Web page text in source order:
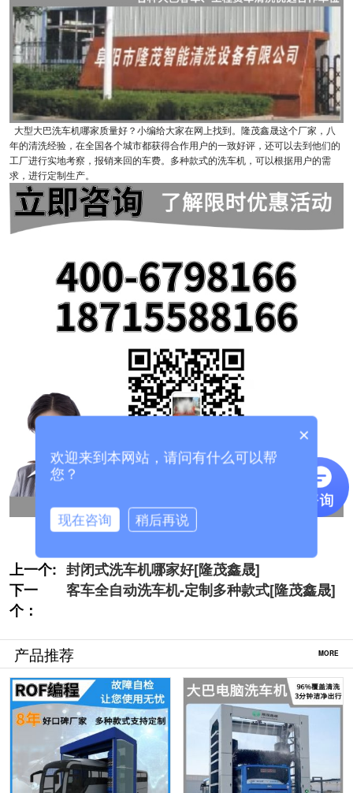
大型大巴洗车机哪家质量好？小编给大家在网上找到。隆茂鑫晟这个厂家，八
年的清洗经验，在全国各个城市都获得合作用户的一致好评，还可以去到他们的
工厂进行实地考察，报销来回的车费。多种款式的洗车机，可以根据用户的需
求，进行定制生产。
上一个: 封闭式洗车机哪家好[隆茂鑫晟]
下一
个：
客车全自动洗车机-定制多种款式[隆茂鑫晟]
产品推荐 MORE
×
欢迎来到本网站，请问有什么可以帮
您？
现在咨询 稍后再说